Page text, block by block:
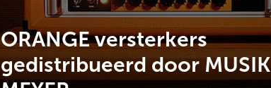
ORANGE versterkers
gedistribueerd door MUSIK